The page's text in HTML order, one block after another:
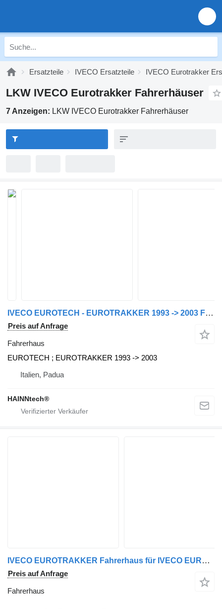
Ersatzteile IVECO Ersatzteile IVECO Eurotrakker
LKW IVECO Eurotrakker Fahrerhäuser
7 Anzeigen: LKW IVECO Eurotrakker Fahrerhäuser
IVECO EUROTECH - EUROTRAKKER 1993 -> 2003 Fahrerhaus für IVECO LKW
Preis auf Anfrage
Fahrerhaus
EUROTECH ; EUROTRAKKER 1993 -> 2003
Italien, Padua
HAINNtech®
IVECO EUROTRAKKER Fahrerhaus für IVECO EUROTRAKKER LKW
Preis auf Anfrage
Fahrerhaus